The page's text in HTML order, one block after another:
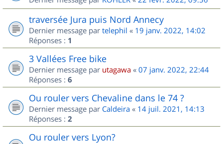
traversée Jura puis Nord Annecy
Dernier message par telephil « 19 janv. 2022, 14:02
Réponses : 1
3 Vallées Free bike
Dernier message par utagawa « 07 janv. 2022, 22:44
Réponses : 6
Ou rouler vers Chevaline dans le 74 ?
Dernier message par Caldeira « 14 juil. 2021, 14:13
Réponses : 2
Ou rouler vers Lyon?